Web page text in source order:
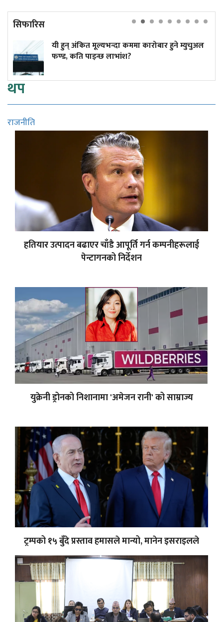
सिफारिस
मूल्यभन्दा कममा कारोबार हुने म्युचुअल
लाभांश?
युक्रेनी
थप
राजनीति
हतियार उत्पादन बढाएर चाँडै आपूर्ति गर्न कम्पनीहरूलाई
पेन्टागनको निर्देशन
युक्रेनी ड्रोनको निशानामा 'अमेजन रानी' को साम्राज्य
ट्रम्पको १५ बुँदे प्रस्ताव हमासले मान्यो, मानेन इसराइलले